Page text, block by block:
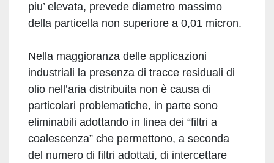
piu’ elevata, prevede diametro massimo
della particella non superiore a 0,01 micron.
Nella maggioranza delle applicazioni
industriali la presenza di tracce residuali di
olio nell’aria distribuita non è causa di
particolari problematiche, in parte sono
eliminabili adottando in linea dei “filtri a
coalescenza” che permettono, a seconda
del numero di filtri adottati, di intercettare